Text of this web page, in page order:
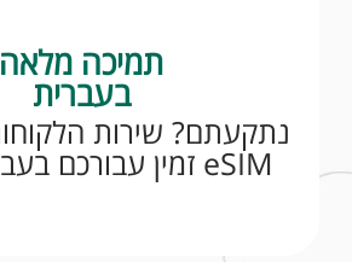
תמיכה מלאה
בעברית
eSIM זמין עבורכם בעברית 24/7